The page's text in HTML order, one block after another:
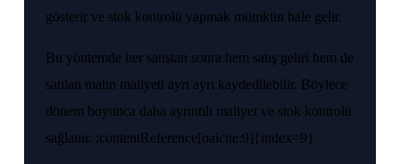
gösterir ve stok kontrolü yapmak mümkün hale gelir.
Bu yöntemde her satıştan sonra hem satış geliri hem de
satılan malın maliyeti ayrı ayrı kaydedilebilir. Böylece
dönem boyunca daha ayrıntılı maliyet ve stok kontrolü
sağlanır. :contentReference[oaicite:9]{index=9}